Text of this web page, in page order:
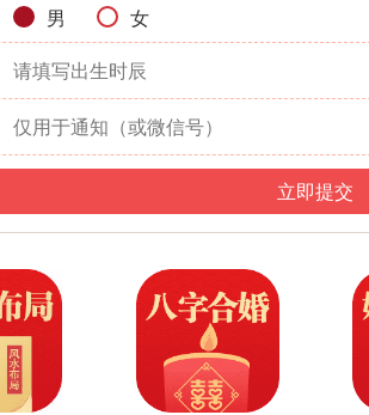
、安影、姣洋、菡薇、珊如、桦娣、希迎、语希
怡澜、芷清、冬华、卿疏、叶嘉、钰凌、菲娇、
、祺姝、欣瑜、诗慧、依熙、熙迅、蕾卿、菁暖
菲迅、淇雪、珂莎、祯卿、柔莜、虞姝、霏姝、
、曼芯、恬盈、薇月、青琪、婧芯、曼遥、蓓子
、卿霏、丹奕、韵芙、若倩、朵莹、薇媛、怡梦
娜馨、艺淇、含伊、妍蓓、岭妤、芸芮、嫣浅、
、珊韵、晗依、晶菲、馨桐、慕芷、芝璇、月梦
美仙、婧仙、璇洛、钰蕙、艺熙、祯芸、桦妮、
男
女
立即提交